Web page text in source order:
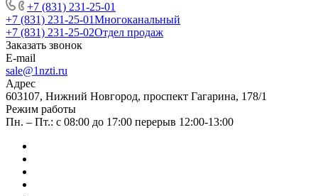
+7 (831) 231-25-01
+7 (831) 231-25-01Многоканальный
+7 (831) 231-25-02Отдел продаж
Заказать звонок
E-mail
sale@1nzti.ru
Адрес
603107, Нижний Новгород, проспект Гагарина, 178/1
Режим работы
Пн. – Пт.: с 08:00 до 17:00 перерыв 12:00-13:00